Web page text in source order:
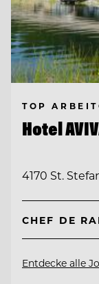
TOP
Hotel
4170 St.
Entdecke alle